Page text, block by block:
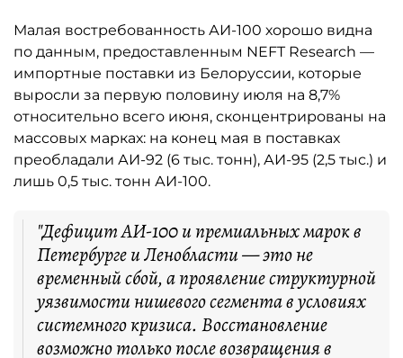
Малая востребованность АИ-100 хорошо видна
по данным, предоставленным NEFT Research —
импортные поставки из Белоруссии, которые
выросли за первую половину июля на 8,7%
относительно всего июня, сконцентрированы на
массовых марках: на конец мая в поставках
преобладали АИ-92 (6 тыс. тонн), АИ-95 (2,5 тыс.) и
лишь 0,5 тыс. тонн АИ-100.
"Дефицит АИ-100 и премиальных марок в
Петербурге и Ленобласти — это не
временный сбой, а проявление структурной
уязвимости нишевого сегмента в условиях
системного кризиса. Восстановление
возможно только после возвращения в